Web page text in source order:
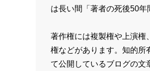
は長い間「著者の死後50年
著作権には複製権や上演権
権などがあります。知的所
て公開しているブログの文